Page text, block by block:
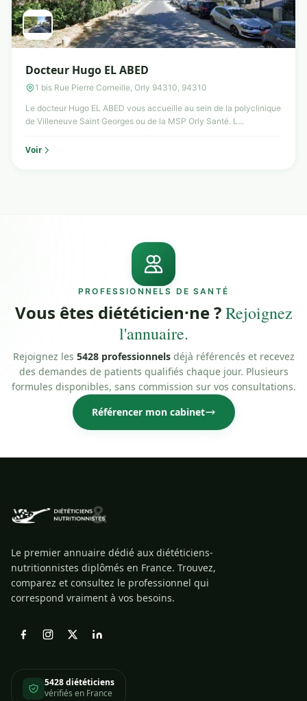
Docteur Hugo EL ABED
1 bis Rue Pierre Corneille, Orly 94310, 94310
Le docteur Hugo EL ABED vous accueille au sein de la polyclinique
de Villeneuve Saint Georges ou de la MSP Orly Santé. L...
Voir
PROFESSIONNELS DE SANTÉ
Vous êtes diététicien·ne ?Rejoignez
l'annuaire.
Rejoignez les 5428 professionnelsdéjà référencés et recevez
des demandes de patients qualifiés chaque jour. Plusieurs
formules disponibles, sans commission sur vos consultations.
Référencer mon cabinet
Le premier annuaire dédié aux diététiciens-
nutritionnistes diplômés en France. Trouvez,
comparez et consultez le professionnel qui
correspond vraiment à vos besoins.
5428 diététiciens
vérifiés en France